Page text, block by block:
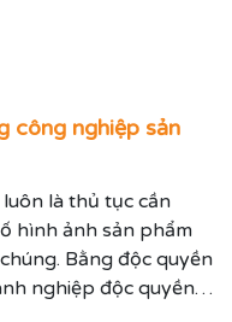
công nghiệp sản
là thủ tục cần
hình ảnh sản phẩm
Bằng độc quyền
nghiệp độc quyền